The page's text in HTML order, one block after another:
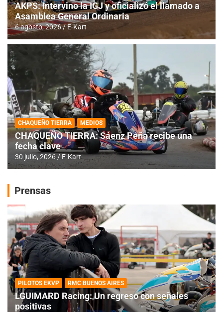
AKPS: Intervino la IGJ y oficializó el llamado a
Asamblea General Ordinaria
6 agosto, 2026 E-Kart
CHAQUEÑO TIERRA MEDIOS
CHAQUEÑO TIERRA: Sáenz Peña recibe una
fecha clave
30 julio, 2026 E-Kart
Prensas
PILOTOS EKVP RMC BUENOS AIRES
LGUIMARD Racing: Un regreso con señales
positivas